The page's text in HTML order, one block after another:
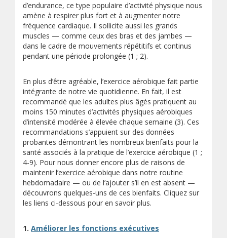
d’endurance, ce type populaire d’activité physique nous
amène à respirer plus fort et à augmenter notre
fréquence cardiaque. Il sollicite aussi les grands
muscles — comme ceux des bras et des jambes —
dans le cadre de mouvements répétitifs et continus
pendant une période prolongée (1 ; 2).
En plus d’être agréable, l’exercice aérobique fait partie
intégrante de notre vie quotidienne. En fait, il est
recommandé que les adultes plus âgés pratiquent au
moins 150 minutes d’activités physiques aérobiques
d’intensité modérée à élevée chaque semaine (3). Ces
recommandations s’appuient sur des données
probantes démontrant les nombreux bienfaits pour la
santé associés à la pratique de l’exercice aérobique (1 ;
4-9). Pour nous donner encore plus de raisons de
maintenir l’exercice aérobique dans notre routine
hebdomadaire — ou de l’ajouter s’il en est absent —
découvrons quelques-uns de ces bienfaits. Cliquez sur
les liens ci-dessous pour en savoir plus.
1. Améliorer les fonctions exécutives